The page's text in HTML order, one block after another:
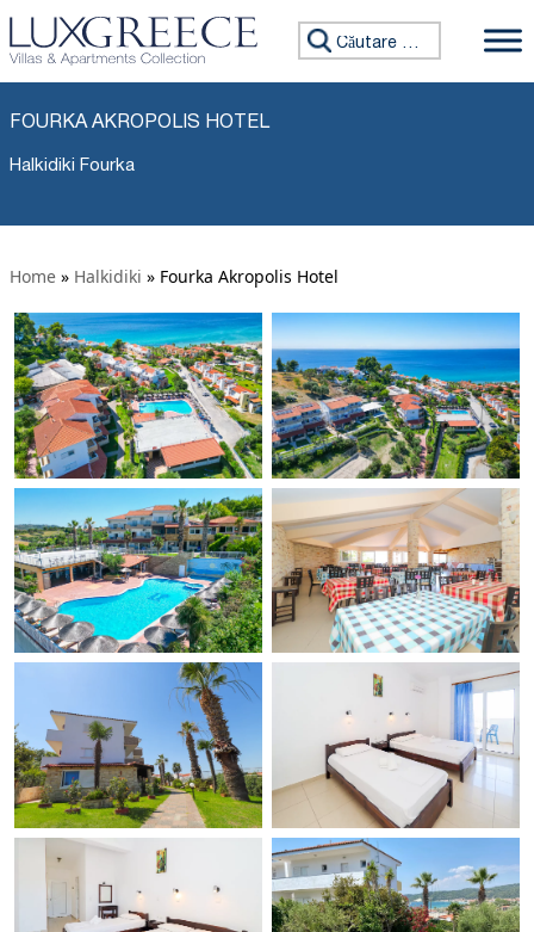
Caută:
FOURKA AKROPOLIS HOTEL
Halkidiki Fourka
Home » Halkidiki » Fourka Akropolis Hotel